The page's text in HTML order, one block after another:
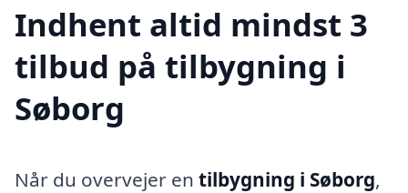
Indhent altid mindst 3
tilbud på tilbygning i
Søborg
Når du overvejer en tilbygning i Søborg,